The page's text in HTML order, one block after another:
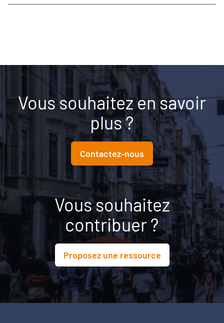
Vous souhaitez en savoir
plus ?
Contactez-nous
Vous souhaitez
contribuer ?
Proposez une ressource